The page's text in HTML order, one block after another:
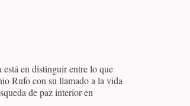
está en distinguir entre lo que
Rufo con su llamado a la vida
de paz interior en